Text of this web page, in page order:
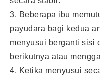
3. Beberapa ibu
payudara bagi kedua
menyusui berganti sisi
berikutnya atau
4. Ketika menyusui